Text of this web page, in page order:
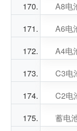
A8电
A6电
A4电
C3电
C2电
蓄电